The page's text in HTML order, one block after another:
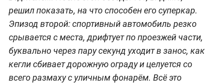
решил показать, на что способен его суперкар.
Эпизод второй: спортивный автомобиль резко
срывается с места, дрифтует по проезжей части,
буквально через пару секунд уходит в занос, как
кегли сбивает дорожную ограду и целуется со
всего размаху с уличным фонарём. Всё это